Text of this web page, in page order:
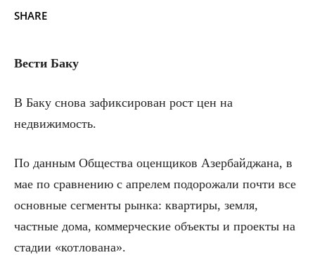
SHARE
Вести Баку
В Баку снова зафиксирован рост цен на
недвижимость.
По данным Общества оценщиков Азербайджана, в
мае по сравнению с апрелем подорожали почти все
основные сегменты рынка: квартиры, земля,
частные дома, коммерческие объекты и проекты на
стадии «котлована».